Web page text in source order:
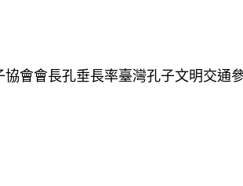
協會會長孔垂長率臺灣孔子文明交通